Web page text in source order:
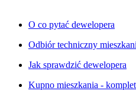
O co pytać dewelopera
Odbiór techniczny
Jak sprawdzić dewelopera
Kupno mieszkania -